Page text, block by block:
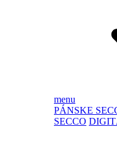
menu
PÁNSKE
SECCO